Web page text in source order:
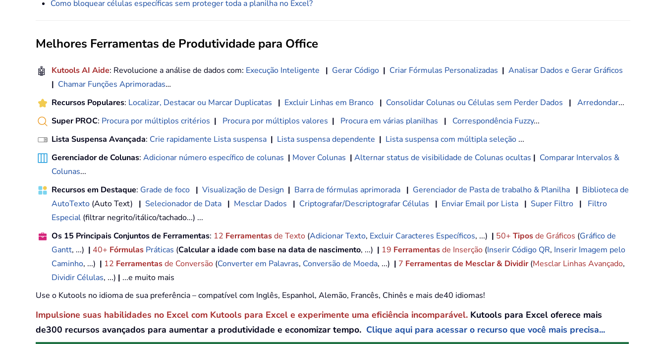
Como bloquear células específicas sem proteger toda a planilha no Excel?
Melhores Ferramentas de Produtividade para Office
🤖 Kutools AI Aide: Revolucione a análise de dados com: Execução Inteligente | Gerar Código | Criar Fórmulas Personalizadas | Analisar Dados e Gerar Gráficos
| Chamar Funções Aprimoradas…
Recursos Populares: Localizar, Destacar ou Marcar Duplicatas | Excluir Linhas em Branco | Consolidar Colunas ou Células sem Perder Dados | Arredondar...
Super PROC: Procura por múltiplos critérios | Procura por múltiplos valores | Procura em várias planilhas | Correspondência Fuzzy...
Lista Suspensa Avançada: Crie rapidamente Lista suspensa | Lista suspensa dependente | Lista suspensa com múltipla seleção ...
Gerenciador de Colunas: Adicionar número específico de colunas | Mover Colunas | Alternar status de visibilidade de Colunas ocultas | Comparar Intervalos &
Colunas...
Recursos em Destaque: Grade de foco | Visualização de Design | Barra de fórmulas aprimorada | Gerenciador de Pasta de trabalho & Planilha | Biblioteca de
AutoTexto (Auto Text) | Selecionador de Data | Mesclar Dados | Criptografar/Descriptografar Células | Enviar Email por Lista | Super Filtro |
Filtro
Especial (filtrar negrito/itálico/tachado...) ...
Os 15 Principais Conjuntos de Ferramentas: 12 Ferramentasde Texto (Adicionar Texto, Excluir Caracteres Específicos, ...) | 50+ Tiposde Gráficos (Gráfico de
Gantt, ...) | 40+ Fórmulas Práticas (Calcular a idade com base na data de nascimento, ...) | 19 Ferramentasde Inserção (Inserir Código QR, Inserir Imagem pelo
Caminho, ...) | 12 Ferramentasde Conversão (Converter em Palavras, Conversão de Moeda, ...) | 7 Ferramentas de Mesclar & Dividir (Mesclar Linhas Avançado,
Dividir Células, ...) | ...e muito mais
Use o Kutools no idioma de sua preferência – compatível com Inglês, Espanhol, Alemão, Francês, Chinês e mais de40 idiomas!
Impulsione suas habilidades no Excel com Kutools para Excel e experimente uma eficiência incomparável. Kutools para Excel oferece mais
de300 recursos avançados para aumentar a produtividade e economizar tempo. Clique aqui para acessar o recurso que você mais precisa...